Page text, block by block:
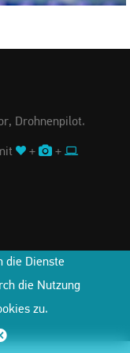
Drohnenpilot.
+ +
die Dienste
die Nutzung
zu.